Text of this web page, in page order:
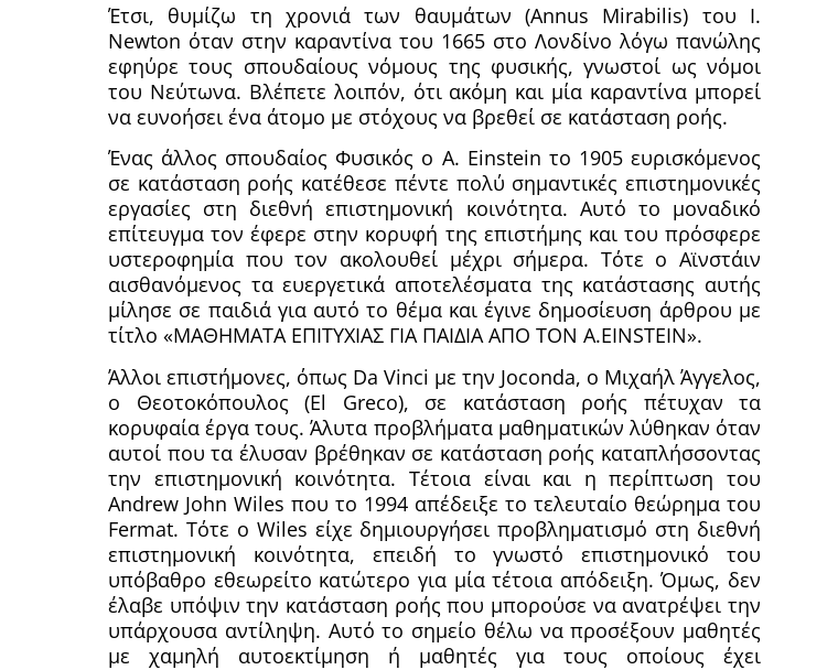
Έτσι, θυμίζω τη χρονιά των θαυμάτων (Annus Mirabilis) του Ι.
Newton όταν στην καραντίνα του 1665 στο Λονδίνο λόγω πανώλης
εφηύρε τους σπουδαίους νόμους της φυσικής, γνωστοί ως νόμοι
του Νεύτωνα. Βλέπετε λοιπόν, ότι ακόμη και μία καραντίνα μπορεί
να ευνοήσει ένα άτομο με στόχους να βρεθεί σε κατάσταση ροής.
Ένας άλλος σπουδαίος Φυσικός ο A. Einstein το 1905 ευρισκόμενος
σε κατάσταση ροής κατέθεσε πέντε πολύ σημαντικές επιστημονικές
εργασίες στη διεθνή επιστημονική κοινότητα. Αυτό το μοναδικό
επίτευγμα τον έφερε στην κορυφή της επιστήμης και του πρόσφερε
υστεροφημία που τον ακολουθεί μέχρι σήμερα. Τότε ο Αϊνστάιν
αισθανόμενος τα ευεργετικά αποτελέσματα της κατάστασης αυτής
μίλησε σε παιδιά για αυτό το θέμα και έγινε δημοσίευση άρθρου με
τίτλο «ΜΑΘΗΜΑΤΑ ΕΠΙΤΥΧΙΑΣ ΓΙΑ ΠΑΙΔΙΑ ΑΠΟ ΤΟΝ A.EINSTEIN».
Άλλοι επιστήμονες, όπως Da Vinci με την Joconda, ο Μιχαήλ Άγγελος,
ο Θεοτοκόπουλος (El Greco), σε κατάσταση ροής πέτυχαν τα
κορυφαία έργα τους. Άλυτα προβλήματα μαθηματικών λύθηκαν όταν
αυτοί που τα έλυσαν βρέθηκαν σε κατάσταση ροής καταπλήσσοντας
την επιστημονική κοινότητα. Τέτοια είναι και η περίπτωση του
Andrew John Wiles που το 1994 απέδειξε το τελευταίο θεώρημα του
Fermat. Τότε ο Wiles είχε δημιουργήσει προβληματισμό στη διεθνή
επιστημονική κοινότητα, επειδή το γνωστό επιστημονικό του
υπόβαθρο εθεωρείτο κατώτερο για μία τέτοια απόδειξη. Όμως, δεν
έλαβε υπόψιν την κατάσταση ροής που μπορούσε να ανατρέψει την
υπάρχουσα αντίληψη. Αυτό το σημείο θέλω να προσέξουν μαθητές
με χαμηλή αυτοεκτίμηση ή μαθητές για τους οποίους έχει